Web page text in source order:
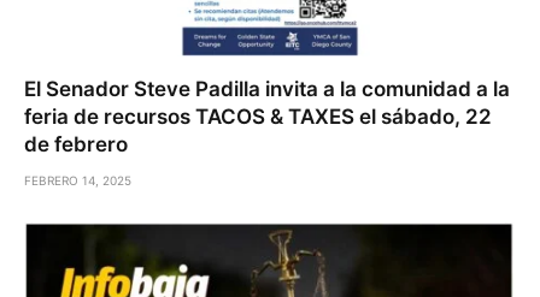
El Senador Steve Padilla invita a la comunidad a la
feria de recursos TACOS & TAXES el sábado, 22
de febrero
FEBRERO 14, 2025